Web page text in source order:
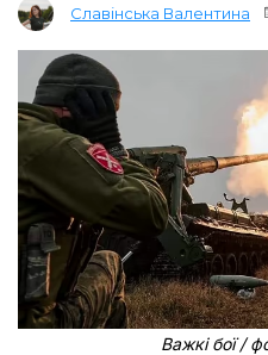
Славінська Валентина
Важкі бої /